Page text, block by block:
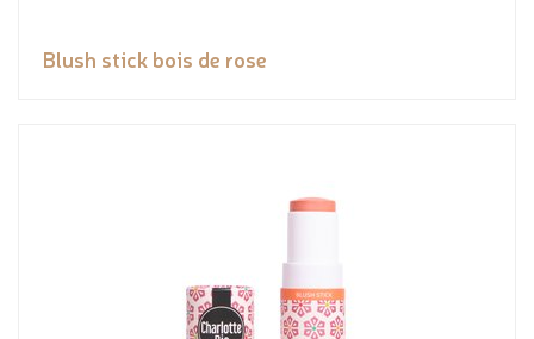
Blush stick bois de rose